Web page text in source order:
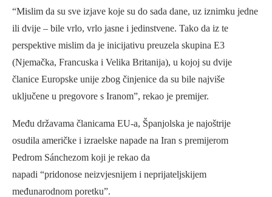
“Mislim da su sve izjave koje su do sada dane, uz iznimku jedne
ili dvije – bile vrlo, vrlo jasne i jedinstvene. Tako da iz te
perspektive mislim da je inicijativu preuzela skupina E3
(Njemačka, Francuska i Velika Britanija), u kojoj su dvije
članice Europske unije zbog činjenice da su bile najviše
uključene u pregovore s Iranom”, rekao je premijer.
Među državama članicama EU-a, Španjolska je najoštrije
osudila američke i izraelske napade na Iran s premijerom
Pedrom Sánchezom koji je rekao da
napadi “pridonose neizvjesnijem i neprijateljskijem
međunarodnom poretku”.